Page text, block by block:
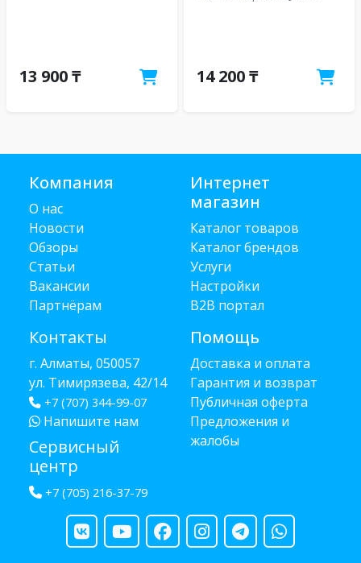
13 900 ₸ 14 200 ₸
Компания
О нас
Новости
Обзоры
Статьи
Вакансии
Партнёрам
Контакты
г. Алматы, 050057
ул. Тимирязева, 42/14
+7 (707) 344-99-07
Напишите нам
Сервисный
центр
+7 (705) 216-37-79
Интернет
магазин
Каталог товаров
Каталог брендов
Услуги
Настройки
B2B портал
Помощь
Доставка и оплата
Гарантия и возврат
Публичная оферта
Предложения и
жалобы